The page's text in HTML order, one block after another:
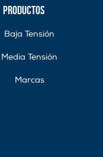
Productos
Baja Tensión
Media Tensión
Marcas